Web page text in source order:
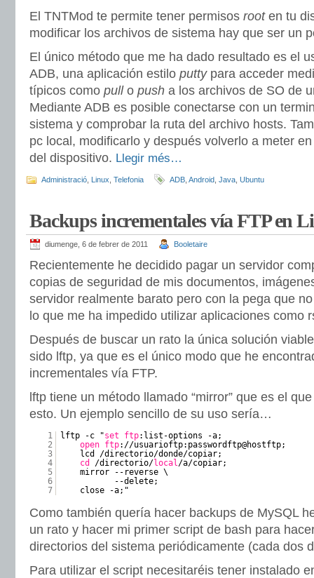
El TNTMod te permite tener permisos root en tu
modificar los archivos de sistema hay que ser un
El único método que me ha dado resultado es el
ADB, una aplicación estilo putty para acceder
típicos como pull o push a los archivos de SO de
Mediante ADB es posible conectarse con un
sistema y comprobar la ruta del archivo hosts.
pc local, modificarlo y después volverlo a meter
del dispositivo. Llegir més…
Administració Linux Telefonia ADB Android Java Ubuntu
Backups incrementales vía FTP en
diumenge, 6 de febrer de 2011 Booletaire
Recientemente he decidido pagar un servidor
copias de seguridad de mis documentos,
servidor realmente barato pero con la pega que
lo que me ha impedido utilizar aplicaciones como
Después de buscar un rato la única solución
sido lftp, ya que es el único modo que he
incrementales vía FTP.
lftp tiene un método llamado “mirror” que es el
esto. Un ejemplo sencillo de su uso sería…
1 lftp -c "set ftp:list-options -a;
2
open ftp://usuarioftp:passwordftp@hostftp;
3
lcd /directorio/donde/copiar;
4
cd /directorio/local/a/copiar;
5
mirror --reverse \
6
--delete;
7
close -a;"
Como también quería hacer backups de MySQL
un rato y hacer mi primer script de bash para
directorios del sistema periódicamente (cada dos
Para utilizar el script necesitaréis tener instalado